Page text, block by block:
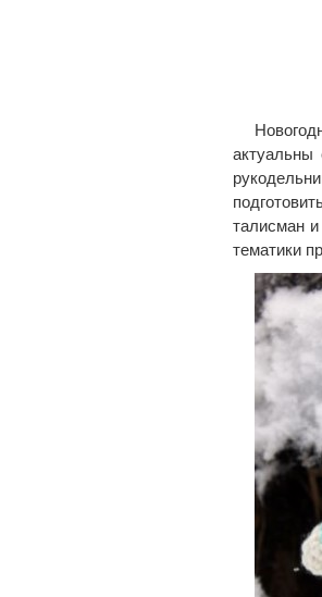
актуальны
талисман
тематики